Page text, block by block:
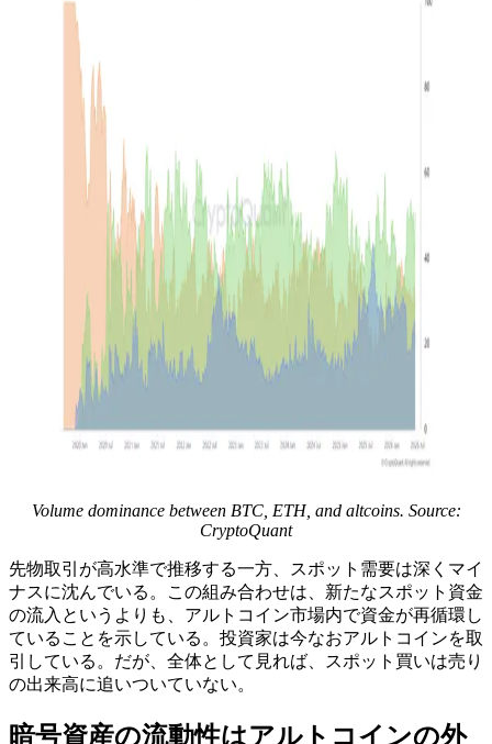
Volume dominance between BTC, ETH, and altcoins. Source:
CryptoQuant
先物取引が高水準で推移する一方、スポット需要は深くマイ
ナスに沈んでいる。この組み合わせは、新たなスポット資金
の流入というよりも、アルトコイン市場内で資金が再循環し
ていることを示している。投資家は今なおアルトコインを取
引している。だが、全体として見れば、スポット買いは売り
の出来高に追いついていない。
暗号資産の流動性はアルトコインの外